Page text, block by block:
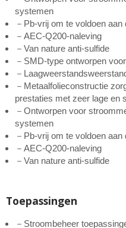
systemen
－Pb-vrij om te voldoen
－AEC-Q200-naleving
－Van nature anti-sulfide
－SMD-type ontworpen
－
－Metaalfolieconstructie
prestaties met zeer lage en
－Ontworpen voor
systemen
－Pb-vrij om te voldoen
－AEC-Q200-naleving
－Van nature anti-sulfide
Toepassingen
－Stroombeheer